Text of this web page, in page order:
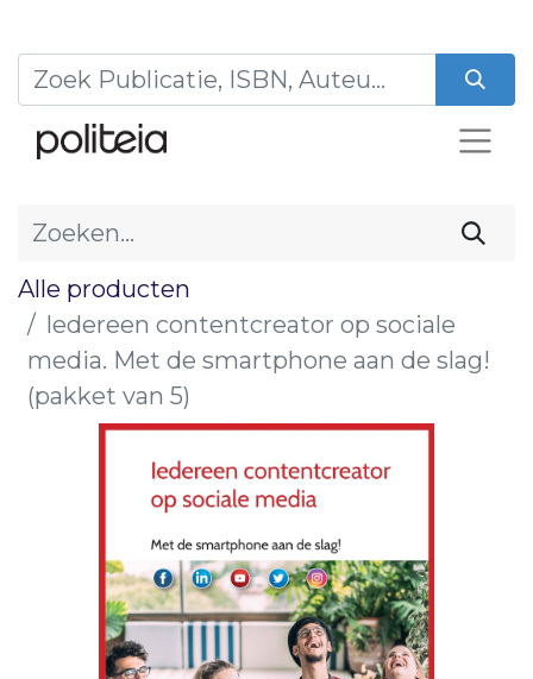
Alle producten
Iedereen contentcreator op sociale
media. Met de smartphone aan de slag!
(pakket van 5)